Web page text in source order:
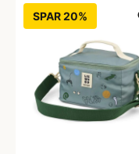
SPAR 20%